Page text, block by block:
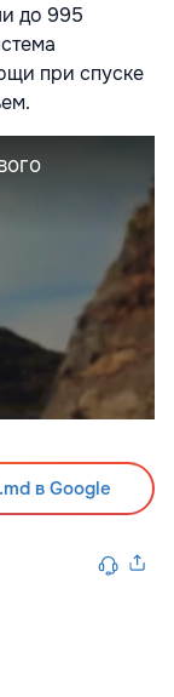
до 995
при спуске
в Google